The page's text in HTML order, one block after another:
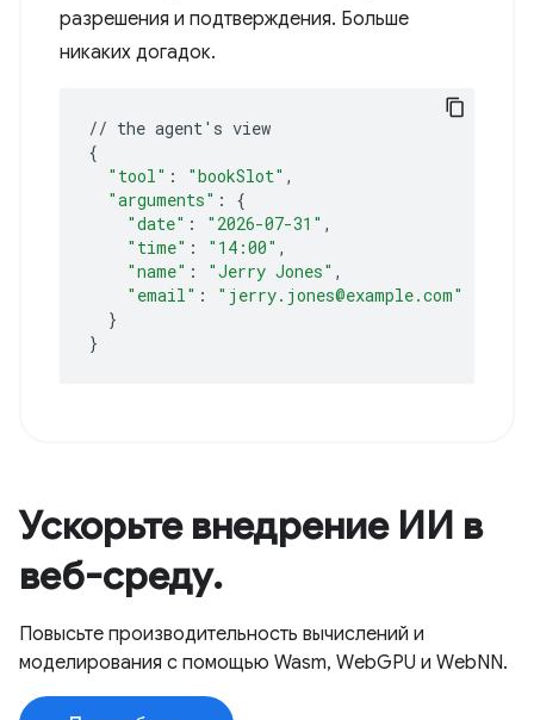
разрешения и подтверждения. Больше
никаких догадок.
// the agent' s
{
"tool" : "bookSlot"
"arguments" :
{
"date" : "2026-07-31"
"time" : "14:00"
"name" : "Jerry Jones"
"email" :
"jerry.jones@example.com"
}
}
Ускорьте внедрение ИИ в
веб-среду.
Повысьте производительность вычислений и
моделирования с помощью Wasm, WebGPU и WebNN.